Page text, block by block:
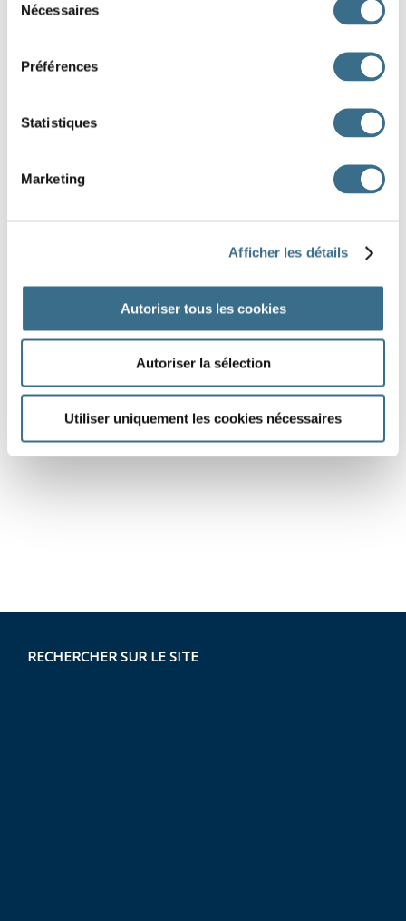
Nécessaires
Préférences
Statistiques
Marketing
Afficher les détails
Autoriser tous les cookies
Autoriser la sélection
Utiliser uniquement les cookies nécessaires
RECHERCHER SUR LE SITE